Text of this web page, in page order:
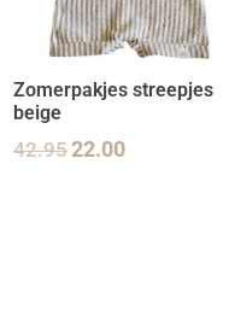
Zomerpakjes streepjes
beige
42.9522.00